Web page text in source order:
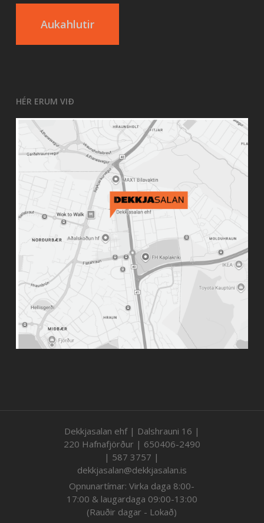
Aukahlutir
HÉR ERUM VIÐ
Dekkjasalan ehf | Dalshrauni 16 |
220 Hafnafjörður | 650406-2490
| 587 3757 |
dekkjasalan@dekkjasalan.is
Opnunartímar: Virka daga 8:00-
17:00 & laugardaga 09:00-13:00
(Rauðir dagar - Lokað)